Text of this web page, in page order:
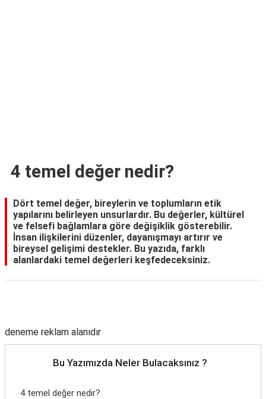
4 temel değer nedir?
Dört temel değer, bireylerin ve toplumların etik
yapılarını belirleyen unsurlardır. Bu değerler, kültürel
ve felsefi bağlamlara göre değişiklik gösterebilir.
İnsan ilişkilerini düzenler, dayanışmayı artırır ve
bireysel gelişimi destekler. Bu yazıda, farklı
alanlardaki temel değerleri keşfedeceksiniz.
deneme reklam alanıdır
Bu Yazımızda Neler Bulacaksınız ?
4 temel değer nedir?